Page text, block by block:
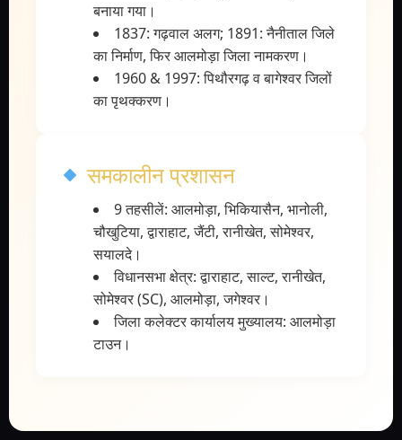
बनाया गया।
1837: गढ़वाल अलग; 1891: नैनीताल जिले
का निर्माण, फिर आलमोड़ा जिला नामकरण।
1960 & 1997: पिथौरगढ़ व बागेश्वर जिलों
का पृथक्करण।
समकालीन प्रशासन
9 तहसीलें: आलमोड़ा, भिकियासैन, भानोली,
चौखुटिया, द्वाराहाट, जैंटी, रानीखेत, सोमेश्वर,
सयालदे।
विधानसभा क्षेत्र: द्वाराहाट, साल्ट, रानीखेत,
सोमेश्वर (SC), आलमोड़ा, जगेश्वर।
जिला कलेक्टर कार्यालय मुख्यालय: आलमोड़ा
टाउन।